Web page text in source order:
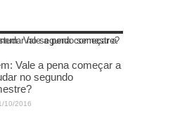
Vale a pena começar a
no segundo
10/2016